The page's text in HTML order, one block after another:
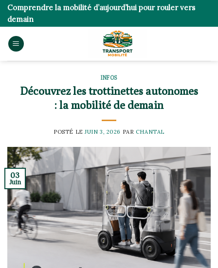
Skip
content
Comprendre la mobilité d’aujourd’hui pour rouler vers
demain
INFOS
Découvrez les trottinettes autonomes
: la mobilité de demain
POSTÉ LEJUIN 3, 2026 PAR CHANTAL
03
Juin